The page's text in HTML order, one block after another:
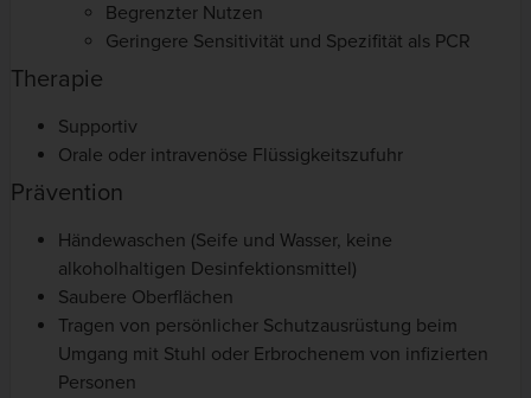
Begrenzter Nutzen
Geringere Sensitivität und Spezifität als PCR
Therapie
Supportiv
Orale oder intravenöse Flüssigkeitszufuhr
Prävention
Händewaschen (Seife und Wasser, keine
alkoholhaltigen Desinfektionsmittel)
Saubere Oberflächen
Tragen von persönlicher Schutzausrüstung beim
Umgang mit Stuhl oder Erbrochenem von infizierten
Personen